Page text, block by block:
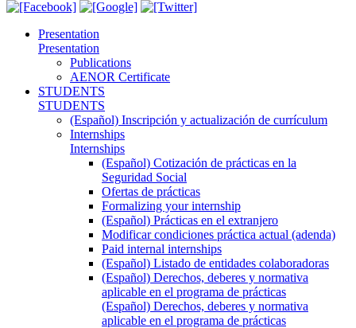
Presentation
Presentation
Publications
AENOR Certificate
STUDENTS
STUDENTS
(Español) Inscripción y actualización de currículum
Internships
Internships
(Español) Cotización de prácticas en la
Seguridad Social
Ofertas de prácticas
Formalizing your internship
(Español) Prácticas en el extranjero
Modificar condiciones práctica actual (adenda)
Paid internal internships
(Español) Listado de entidades colaboradoras
(Español) Derechos, deberes y normativa
aplicable en el programa de prácticas
(Español) Derechos, deberes y normativa
aplicable en el programa de prácticas